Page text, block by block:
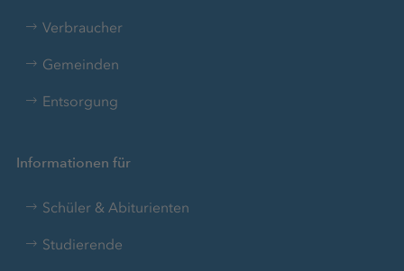
Verbraucher
Gemeinden
Entsorgung
Informationen für
Schüler & Abiturienten
Studierende